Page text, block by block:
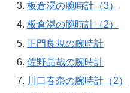
板倉滉の腕時計（3）
板倉滉の腕時計（2）
正門良規の腕時計
佐野晶哉の腕時計
川口春奈の腕時計（2）